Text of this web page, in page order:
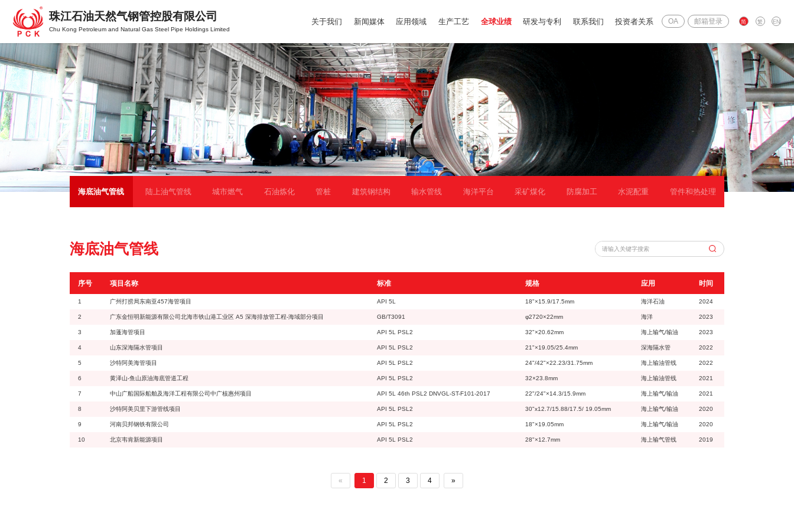
珠江石油天然气钢管控股有限公司
Chu Kong Petroleum and Natural Gas Steel Pipe Holdings Limited
关于我们 新闻媒体 应用领域 生产工艺 全球业绩 研发与专利 联系我们 投资者关系 OA 邮箱登录 简 繁 EN
海底油气管线 陆上油气管线 城市燃气 石油炼化 管桩 建筑钢结构 输水管线 海洋平台 采矿煤化 防腐加工 水泥配重 管件和热处理
海底油气管线
序号 项目名称 标准 规格 应用 时间
1 广州打捞局东南亚457海管项目 API 5L 18"×15.9/17.5mm 海洋石油 2024
2 广东金恒明新能源有限公司北海市铁山港工业区 A5 深海排放管工程-海域部分项目 GB/T3091 φ2720×22mm 海洋 2023
3 加蓬海管项目 API 5L PSL2 32"×20.62mm 海上输气/输油 2023
4 山东深海隔水管项目 API 5L PSL2 21"×19.05/25.4mm 深海隔水管 2022
5 沙特阿美海管项目 API 5L PSL2 24"/42"×22.23/31.75mm 海上输油管线 2022
6 黄泽山-鱼山原油海底管道工程 API 5L PSL2 32×23.8mm 海上输油管线 2021
7 中山广船国际船舶及海洋工程有限公司中广核惠州项目 API 5L 46th PSL2 DNVGL-ST-F101-2017 22"/24"×14.3/15.9mm 海上输气/输油 2021
8 沙特阿美贝里下游管线项目 API 5L PSL2 30"x12.7/15.88/17.5/ 19.05mm 海上输气/输油 2020
9 河南贝邦钢铁有限公司 API 5L PSL2 18"×19.05mm 海上输气/输油 2020
10 北京韦肯新能源项目 API 5L PSL2 28"×12.7mm 海上输气管线 2019
« 1 2 3 4 »